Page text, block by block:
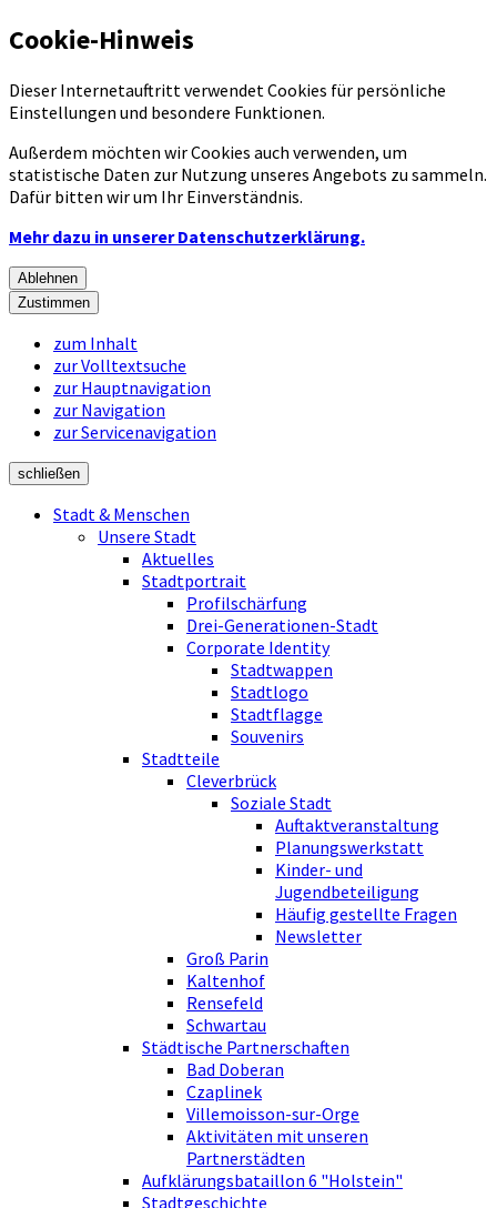
Cookie-Hinweis
Dieser Internetauftritt verwendet Cookies für persönliche
Einstellungen und besondere Funktionen.
Außerdem möchten wir Cookies auch verwenden, um
statistische Daten zur Nutzung unseres Angebots zu sammeln.
Dafür bitten wir um Ihr Einverständnis.
Mehr dazu in unserer Datenschutzerklärung.
Ablehnen
Zustimmen
zum Inhalt
zur Volltextsuche
zur Hauptnavigation
zur Navigation
zur Servicenavigation
schließen
Stadt & Menschen
Unsere Stadt
Aktuelles
Stadtportrait
Profilschärfung
Drei-Generationen-Stadt
Corporate Identity
Stadtwappen
Stadtlogo
Stadtflagge
Souvenirs
Stadtteile
Cleverbrück
Soziale Stadt
Auftaktveranstaltung
Planungswerkstatt
Kinder- und
Jugendbeteiligung
Häufig gestellte Fragen
Newsletter
Groß Parin
Kaltenhof
Rensefeld
Schwartau
Städtische Partnerschaften
Bad Doberan
Czaplinek
Villemoisson-sur-Orge
Aktivitäten mit unseren
Partnerstädten
Aufklärungsbataillon 6 "Holstein"
Stadtgeschichte